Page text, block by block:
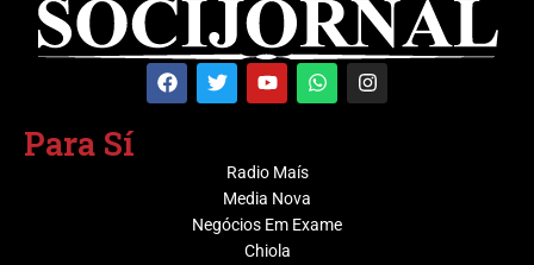
Para Sí
Radio Maís
Media Nova
Negócios Em Exame
Chiola